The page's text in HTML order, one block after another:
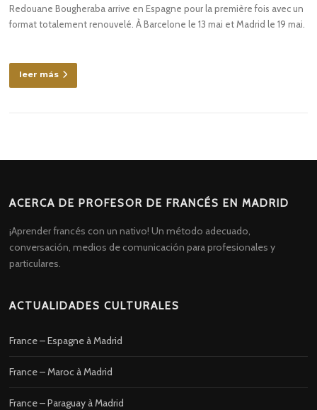
Redouane Bougheraba arrive en Espagne pour la première fois avec un
format totalement renouvelé. À Barcelone le 13 mai et Madrid le 19 mai.
leer más
ACERCA DE PROFESOR DE FRANCÉS EN MADRID
¡Aprender francés con un nativo! Un método adecuado,
conversación, medios de comunicación para profesionales y
particulares.
ACTUALIDADES CULTURALES
France – Espagne à Madrid
France – Maroc à Madrid
France – Paraguay à Madrid